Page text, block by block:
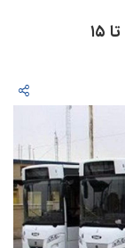
تمدید رایگان بودن مترو و اتوبوس تهران تا ۱۵